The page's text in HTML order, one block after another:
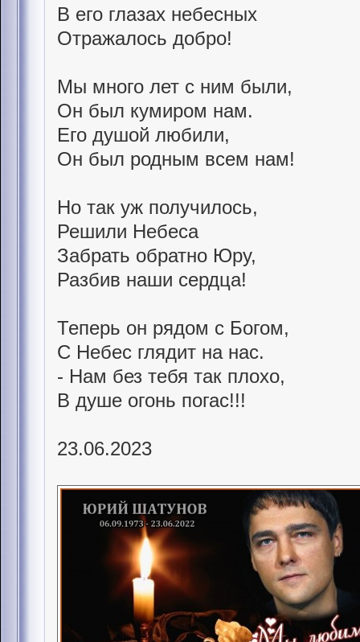
В его глазах небесных
Отражалось добро!
Мы много лет с ним были,
Он был кумиром нам.
Его душой любили,
Он был родным всем нам!
Но так уж получилось,
Решили Небеса
Забрать обратно Юру,
Разбив наши сердца!
Теперь он рядом с Богом,
С Небес глядит на нас.
- Нам без тебя так плохо,
В душе огонь погас!!!
23.06.2023